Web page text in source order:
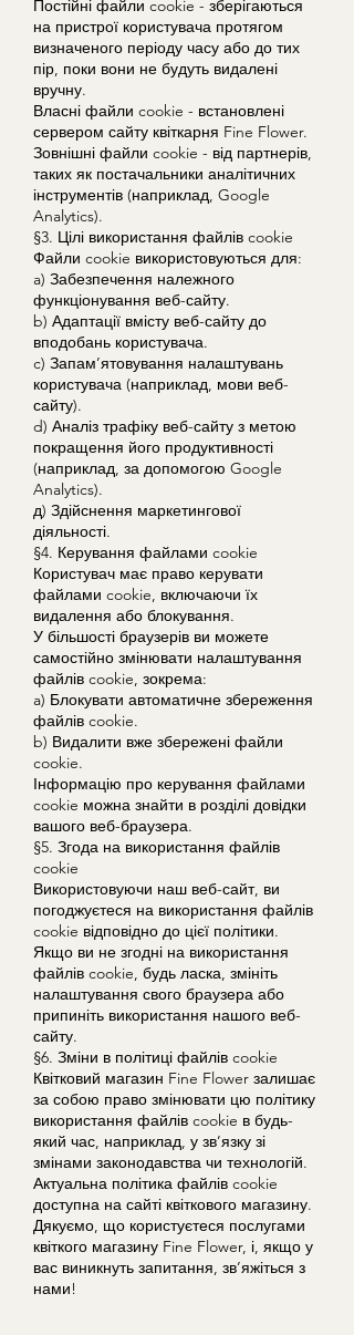
Постійні файли cookie - зберігаються
на пристрої користувача протягом
визначеного періоду часу або до тих
пір, поки вони не будуть видалені
вручну.
Власні файли cookie - встановлені
сервером сайту квіткарня Fine Flower.
Зовнішні файли cookie - від партнерів,
таких як постачальники аналітичних
інструментів (наприклад, Google
Analytics).
§3. Цілі використання файлів cookie
Файли cookie використовуються для:
a) Забезпечення належного
функціонування веб-сайту.
b) Адаптації вмісту веб-сайту до
вподобань користувача.
c) Запам’ятовування налаштувань
користувача (наприклад, мови веб-
сайту).
d) Аналіз трафіку веб-сайту з метою
покращення його продуктивності
(наприклад, за допомогою Google
Analytics).
д) Здійснення маркетингової
діяльності.
§4. Керування файлами cookie
Користувач має право керувати
файлами cookie, включаючи їх
видалення або блокування.
У більшості браузерів ви можете
самостійно змінювати налаштування
файлів cookie, зокрема:
a) Блокувати автоматичне збереження
файлів cookie.
b) Видалити вже збережені файли
cookie.
Інформацію про керування файлами
cookie можна знайти в розділі довідки
вашого веб-браузера.
§5. Згода на використання файлів
cookie
Використовуючи наш веб-сайт, ви
погоджуєтеся на використання файлів
cookie відповідно до цієї політики.
Якщо ви не згодні на використання
файлів cookie, будь ласка, змініть
налаштування свого браузера або
припиніть використання нашого веб-
сайту.
§6. Зміни в політиці файлів cookie
Квітковий магазин Fine Flower залишає
за собою право змінювати цю політику
використання файлів cookie в будь-
який час, наприклад, у зв’язку зі
змінами законодавства чи технологій.
Актуальна політика файлів cookie
доступна на сайті квіткового магазину.
Дякуємо, що користуєтеся послугами
квіткого магазину Fine Flower, і, якщо у
вас виникнуть запитання, зв’яжіться з
нами!